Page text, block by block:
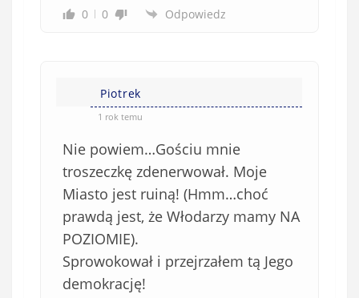
0 0 Odpowiedz
Piotrek
1 rok temu
Nie powiem…Gościu mnie
troszeczkę zdenerwował. Moje
Miasto jest ruiną! (Hmm…choć
prawdą jest, że Włodarzy mamy NA
POZIOMIE).
Sprowokował i przejrzałem tą Jego
demokrację!